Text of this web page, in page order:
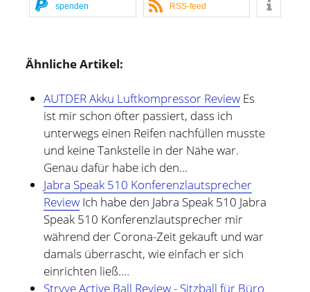
spenden RSS-feed
Ähnliche Artikel:
AUTDER Akku Luftkompressor ReviewEs
ist mir schon öfter passiert, dass ich
unterwegs einen Reifen nachfüllen musste
und keine Tankstelle in der Nähe war.
Genau dafür habe ich den…
Jabra Speak 510 Konferenzlautsprecher
ReviewIch habe den Jabra Speak 510 Jabra
Speak 510 Konferenzlautsprecher mir
während der Corona-Zeit gekauft und war
damals überrascht, wie einfach er sich
einrichten ließ.…
Stryve Active Ball Review - Sitzball für Büro